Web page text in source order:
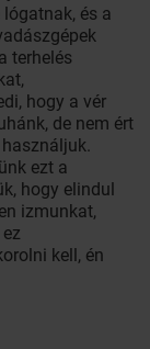
és a
terhelés
hogy a vér
de nem ért
ezt a
hogy elindul
izmunkat,
kell, én